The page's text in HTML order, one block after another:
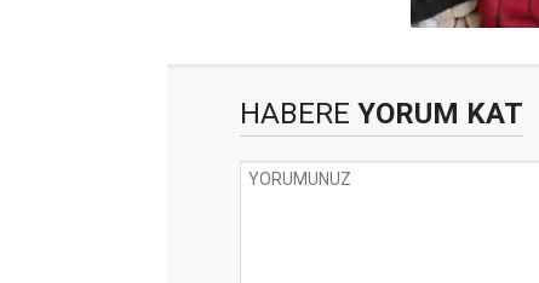
HABERE YORUM KAT